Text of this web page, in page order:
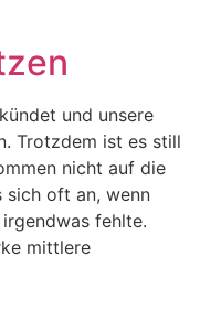
und unsere
Trotzdem ist es still
nicht auf die
sich oft an, wenn
fehlte.
mittlere